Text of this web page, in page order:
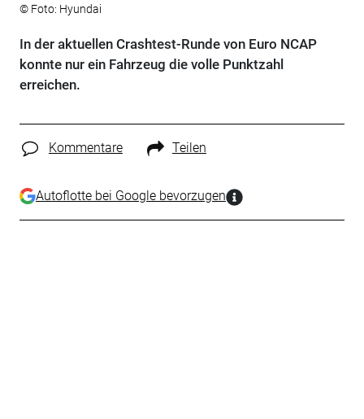
© Foto: Hyundai
In der aktuellen Crashtest-Runde von Euro NCAP
konnte nur ein Fahrzeug die volle Punktzahl
erreichen.
Kommentare Teilen
Autoflotte bei Google bevorzugen